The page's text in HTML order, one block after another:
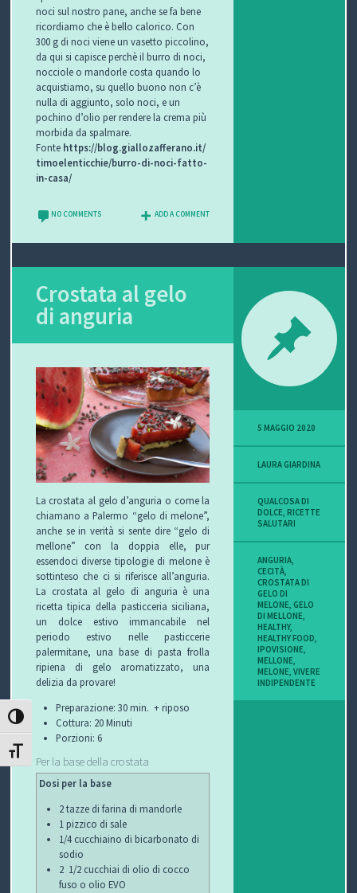
ATTIVA/DISATTIVA ALTO CONTRASTO
ATTIVA/DISATTIVA DIMENSIONE TESTO
noci sul nostro pane, anche se fa bene
ricordiamo che è bello calorico. Con
300 g di noci viene un vasetto piccolino,
da qui si capisce perchè il burro di noci,
nocciole o mandorle costa quando lo
acquistiamo, su quello buono non c’è
nulla di aggiunto, solo noci, e un
pochino d’olio per rendere la crema più
morbida da spalmare.
Fonte https://blog.giallozafferano.it/
timoelenticchie/burro-di-noci-fatto-
in-casa/
NO COMMENTS ADD A COMMENT
Crostata al gelo
di anguria
La crostata al gelo d’anguria o come la
chiamano a Palermo “gelo di melone”,
anche se in verità si sente dire “gelo di
mellone” con la doppia elle, pur
essendoci diverse tipologie di melone è
sottinteso che ci si riferisce all’anguria.
La crostata al gelo di anguria è una
ricetta tipica della pasticceria siciliana,
un dolce estivo immancabile nel
periodo estivo nelle pasticcerie
palermitane, una base di pasta frolla
ripiena di gelo aromatizzato, una
delizia da provare!
Preparazione:30 min. + riposo
Cottura: 20 Minuti
Porzioni: 6
Per la base della crostata
Dosi per la base
2 tazze di farina di mandorle
1 pizzico di sale
1/4 cucchiaino di bicarbonato di
sodio
2 1/2 cucchiai di olio di cocco
fuso o olio EVO
5 MAGGIO 2020
LAURA GIARDINA
QUALCOSA DI
DOLCE ,RICETTE
SALUTARI
ANGURIA
CECITÀ
CROSTATA DI
GELO DI
MELONE GELO
DI MELLONE
HEALTHY,
HEALTHY FOOD
IPOVISIONE
MELLONE
MELONE ,VIVERE
INDIPENDENTE